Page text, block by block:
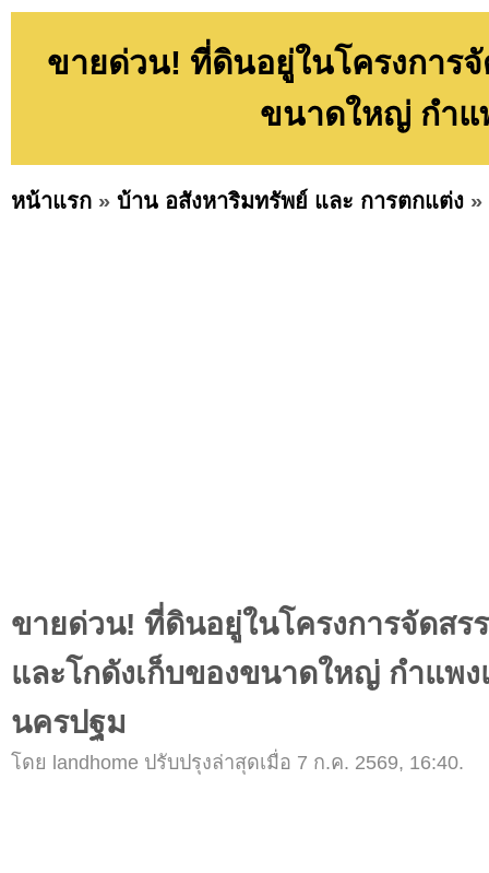
ขายด่วน! ที่ดินอยู่ในโครงการ
ขนาดใหญ่ กำแ
หน้าแรก » บ้าน อสังหาริมทรัพย์ และ การตกแต่ง »
ขายด่วน! ที่ดินอยู่ในโครงการจัดสร
และโกดังเก็บของขนาดใหญ่ กำแพ
นครปฐม
โดย landhome ปรับปรุงล่าสุดเมื่อ 7 ก.ค. 2569, 16:40.